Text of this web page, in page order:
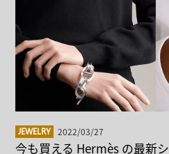
JEWELRY 2022/03/27
今も買える Hermès の最新